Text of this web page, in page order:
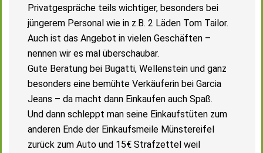
Privatgespräche teils wichtiger, besonders bei
jüngerem Personal wie in z.B. 2 Läden Tom Tailor.
Auch ist das Angebot in vielen Geschäften –
nennen wir es mal überschaubar.
Gute Beratung bei Bugatti, Wellenstein und ganz
besonders eine bemühte Verkäuferin bei Garcia
Jeans – da macht dann Einkaufen auch Spaß.
Und dann schleppt man seine Einkaufstüten zum
anderen Ende der Einkaufsmeile Münstereifel
zurück zum Auto und 15€ Strafzettel weil